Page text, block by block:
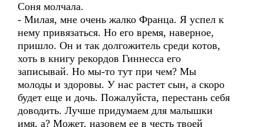
Соня молчала.
- Милая, мне очень жалко Франца. Я успел к
нему привязаться. Но его время, наверное,
пришло. Он и так долгожитель среди котов,
хоть в книгу рекордов Гиннесса его
записывай. Но мы-то тут при чем? Мы
молоды и здоровы. У нас растет сын, а скоро
будет еще и дочь. Пожалуйста, перестань себя
доводить. Лучше придумаем для малышки
имя, а? Может, назовем ее в честь твоей